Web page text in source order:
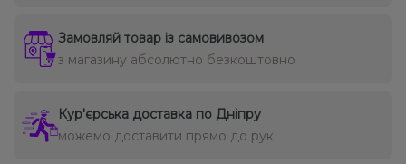
Замовляй товар із самовивозом
з магазину абсолютно безкоштовно
Кур'єрська доставка по Дніпру
можемо доставити прямо до рук